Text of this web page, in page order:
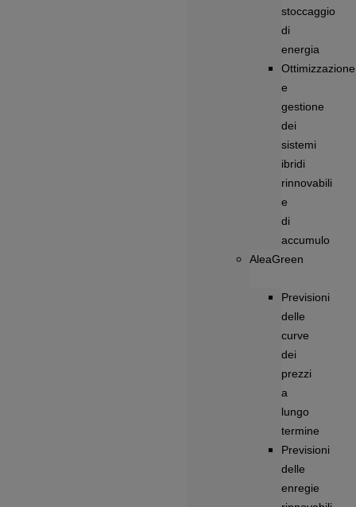
stoccaggio
di
energia
Ottimizzazione
e
gestione
dei
sistemi
ibridi
rinnovabili
e
di
accumulo
AleaGreen
Previsioni
delle
curve
dei
prezzi
a
lungo
termine
Previsioni
delle
enregie